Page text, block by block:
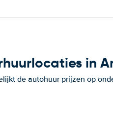
in
de autohuur prijzen op